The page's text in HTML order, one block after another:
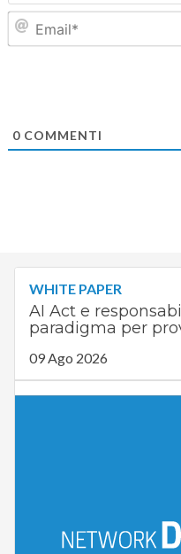
0COMMENTI
WHITE PAPER
AI Act e
paradigma per
09 Ago 2026